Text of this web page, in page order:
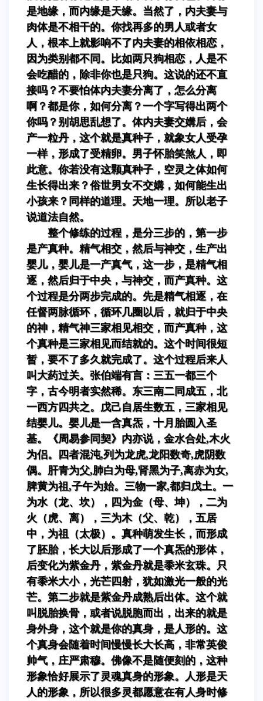
是地缘，而内缘是天缘。当然了，内夫妻与
肉体是不相干的。你找再多的男人或者女
人，根本上就影响不了内夫妻的相依相恋，
因为类别都不同。比如两只狗相恋，人是不
会吃醋的，除非你也是只狗。这说的还不直
接吗？不要怕体内夫妻分离了，怎么分离
啊？都是你，如何分离？一个字写得出两个
你吗？别胡思乱想了。体内夫妻交媾后，会
产一粒丹，这个就是真种子，就象女人受孕
一样，形成了受精卵。男子怀胎笑煞人，即
此意。你若没有这颗真种子，空灵之体如何
生长得出来？俗世男女不交媾，如何能生出
小孩来？同样的道理。天地一理。所以老子
说道法自然。
整个修练的过程，是分三步的，第一步
是产真种。精气相交，然后与神交，生产出
婴儿，婴儿是一产真气，这一步，是精气相
逐，然后归于中央，与神交，而产真种。这
个过程是分两步完成的。先是精气相逐，在
任督两脉循环，循环几圈以后，就归于中央
的神，精气神三家相见相交，而产真种，这
个真种是三家相见而结就的。这个时间很短
暂，要不了多久就完成了。这个过程后来人
叫大药过关。张伯端有言：三五一都三个
字，古今明者实然稀。东三南二同成五，北
一西方四共之。戊己自居生数五，三家相见
结婴儿。婴儿是一含真炁，十月胎圆入圣
基。《周易参同契》内亦说，金水合处,木火
为侣。四者混沌,列为龙虎,龙阳数奇,虎阴数
偶。肝青为父,肺白为母,肾黑为子,离赤为女,
脾黄为祖,子午为始。三物一家,都归戊土。一
为水（龙、坎），四为金（母、坤），二为
火（虎、离），三为木（父、乾），五居
中，为祖（太极）。真种萌发生长，而形成
了胚胎，长大以后形成了一个真炁的形体，
后变化为紫金丹，紫金丹就是黍米玄珠。只
有黍米大小，光芒四射，犹如激光一般的光
芒。第二步就是紫金丹成熟后出体。这个就
叫脱胎换骨，或者说脱胞而出，出来的就是
身外身，这个就是你的真身，是人形的。这
个真身会随着时间慢慢长大长高，非常英俊
帅气，庄严肃穆。佛像不是随便刻的，这种
形象恰好展示了灵魂真身的形象。人形是天
人的形象，所以很多灵都愿意在有人身时修